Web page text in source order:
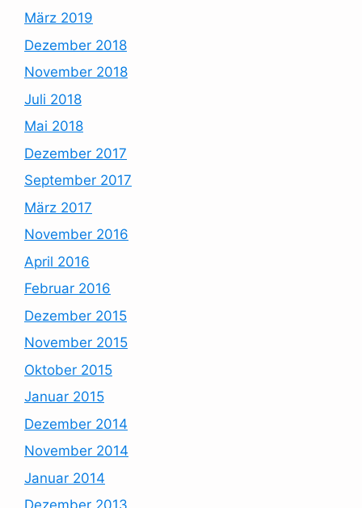
März 2019
Dezember 2018
November 2018
Juli 2018
Mai 2018
Dezember 2017
September 2017
März 2017
November 2016
April 2016
Februar 2016
Dezember 2015
November 2015
Oktober 2015
Januar 2015
Dezember 2014
November 2014
Januar 2014
Dezember 2013